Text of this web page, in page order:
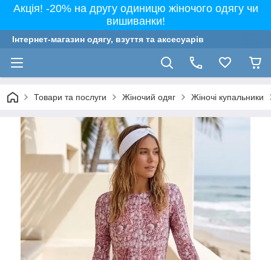
Акція! -20% на другу одиницю жіночого одягу чи
вишиванки!
Інтернет-магазин одягу, взуття та аксесуарів
Товари та послуги Жіночий одяг Жіночі купальники